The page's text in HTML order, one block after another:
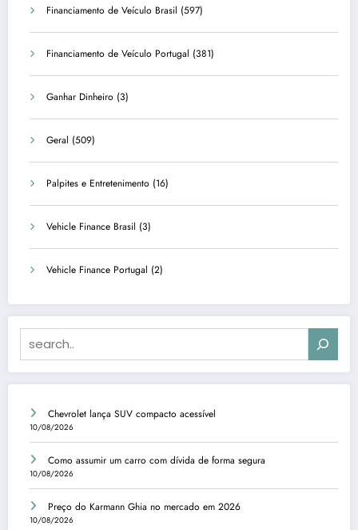
Financiamento de Veículo Brasil (597)
Financiamento de Veículo Portugal (381)
Ganhar Dinheiro (3)
Geral (509)
Palpites e Entretenimento (16)
Vehicle Finance Brasil (3)
Vehicle Finance Portugal (2)
Chevrolet lança SUV compacto acessível
10/08/2026
Como assumir um carro com dívida de forma segura
10/08/2026
Preço do Karmann Ghia no mercado em 2026
10/08/2026